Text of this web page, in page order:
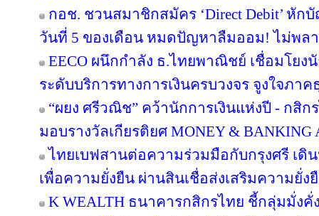
กอช. ชวนสมาชิกสมัคร ‘Direct Debit’ หั
วันที่ 5 ของเดือน หมดปัญหาลืมออม! ไม่พล
EECO ผนึกกำลัง ธ.ไทยพาณิชย์ เชื่อมโยง
ระดับบริการทางการเงินครบวงจร จูงใจภา
“ผยง ศรีวณิช” คว้านักการเงินแห่งปี - กสิ
มอบรางวัลเกียรติยศ MONEY & BANKING
ไทยเบฟสานต่อความร่วมมือกับกรุงศรี เดิ
เพื่อความยั่งยืน ผ่านสินเชื่อส่งเสริมความยั่ง
K WEALTH ธนาคารกสิกรไทย ชี้กลุ่มมั่งคั่